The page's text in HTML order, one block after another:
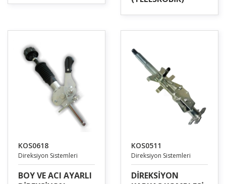
KOS0618
Direksiyon Sistemleri
BOY VE ACI AYARLI
KOS0511
Direksiyon Sistemleri
DİREKSİYON